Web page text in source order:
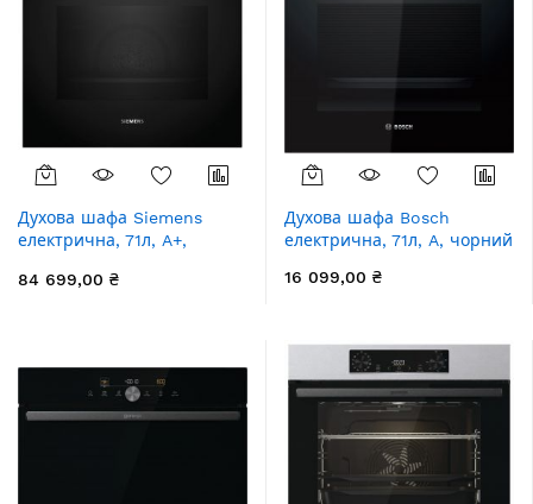
Духова шафа Siemens
електрична, 71л, A+,
піроліз, чорний
84 699,00 ₴
Духова шафа Bosch
електрична, 71л, A, чорний
16 099,00 ₴